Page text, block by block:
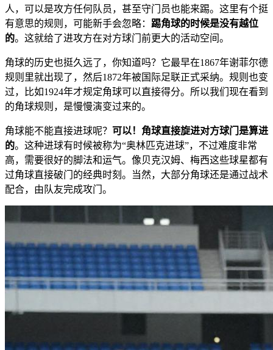
人，可以是攻方任何队员，甚至守门员也能来踢。这里有个挺
有意思的规则，可能新手会忽略： 踢角球的时候是没有越位
的。这就给了进攻方在对方球门前更大的活动空间。
角球的历史也挺久远了，你知道吗？它最早在1867年谢菲尔德
规则里就出现了，然后1872年被国际足联正式采纳。规则也变
过，比如1924年才规定角球可以直接得分。所以我们现在看到
的角球规则，是慢慢演变过来的。
角球能不能直接进球呢？ 可以！角球直接旋进对方球门是算进
的。这种进球有时候被称为“奥林匹克进球”，不过难度非常
高，需要很好的脚法和运气。像贝克汉姆、梅西这些球星都有
过角球直接破门的经典时刻。当然，大部分角球还是通过战术
配合，由队友完成攻门。